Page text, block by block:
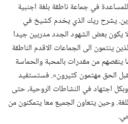
في جماعة ناطقة بلغة اجنبية
يشرح ريك الذي يخدم كشيخ في
يكون بعض الشهود الجدد مدربين جيدا
ينتمون الى الجماعات الاقدم الناطقة
ينقصهم من مقدرات بالمحبة والحماسة
الحق مهتمون كثيرون».‏ فستستفيد
اجتهاد في النشاطات الروحية،‏ حتى
وحين يتعاون الجميع معا يتمكنون من